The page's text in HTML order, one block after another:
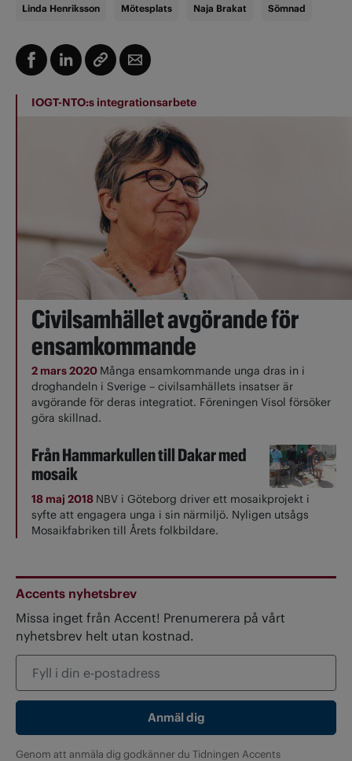
Linda Henriksson Mötesplats Naja Brakat Sömnad
IOGT-NTO:s integrationsarbete
Civilsamhället avgörande för
ensamkommande
2 mars 2020 Många ensamkommande unga dras in i
droghandeln i Sverige – civilsamhällets insatser är
avgörande för deras integratiot. Föreningen Visol försöker
göra skillnad.
Från Hammarkullen till Dakar med
mosaik
18 maj 2018 NBV i Göteborg driver ett mosaikprojekt i
syfte att engagera unga i sin närmiljö. Nyligen utsågs
Mosaikfabriken till Årets folkbildare.
Accents nyhetsbrev
Missa inget från Accent! Prenumerera på vårt
nyhetsbrev helt utan kostnad.
Genom att anmäla dig godkänner du Tidningen Accents